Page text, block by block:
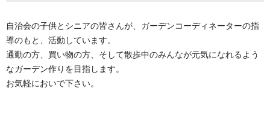
自治会の子供とシニアの皆さんが、ガーデンコーディネーターの指
導のもと、活動しています。
通勤の方、買い物の方、そして散歩中のみんなが元気になれるよう
なガーデン作りを目指します。
お気軽においで下さい。